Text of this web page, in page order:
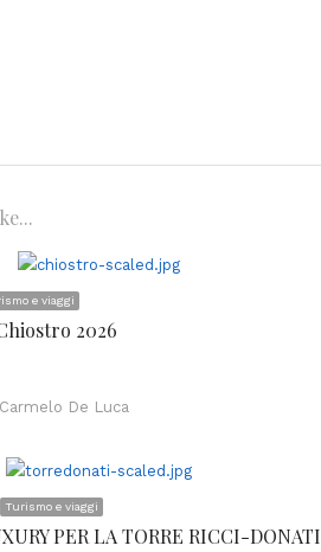
e viaggi
2026
Author
Carmelo De Luca
Turismo e viaggi
PER LA TORRE RICCI-DONATI